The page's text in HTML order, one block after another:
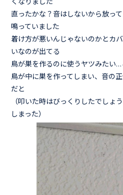
直ったかな？音はしないから放っ
鳴っていました
着け方が悪いんじゃないのかとカ
いなのが出てる
鳥が巣を作るのに使うヤツみたい
鳥が中に巣を作ってしまい、音の
だと
（叩いた時はびっくりしたでしょ
しまった）